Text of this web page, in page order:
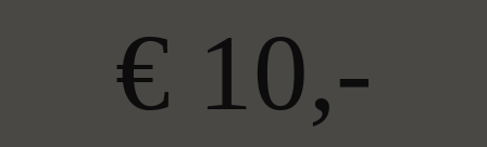
€ 10,-